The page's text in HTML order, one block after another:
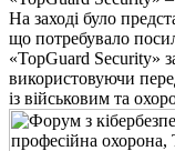
На заході було
що потребувало
«TopGuard Security»
використовуючи
із військовим та